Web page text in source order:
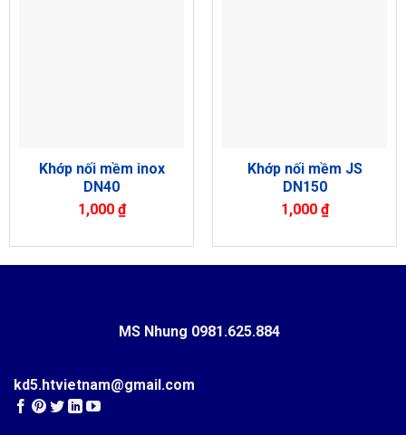
Khớp nối mềm inox
DN40
1,000 ₫
Khớp nối mềm JS
DN150
1,000 ₫
MS Nhung 0981.625.884
kd5.htvietnam@gmail.com